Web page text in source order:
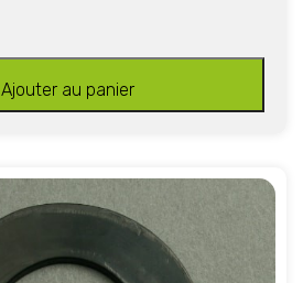
Ajouter au panier